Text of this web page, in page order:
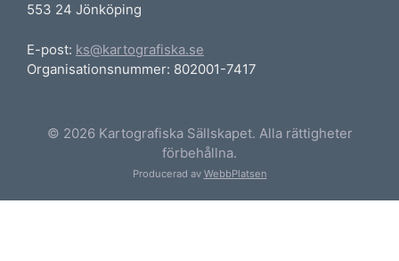
553 24 Jönköping
E-post: ks@kartografiska.se
Organisationsnummer: 802001-7417
© 2026 Kartografiska Sällskapet. Alla rättigheter
förbehållna.
Producerad av WebbPlatsen